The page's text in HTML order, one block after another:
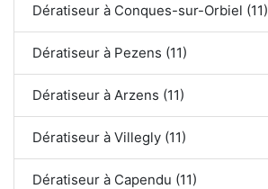
Dératiseur à Conques-sur-Orbiel (11)
Dératiseur à Pezens (11)
Dératiseur à Arzens (11)
Dératiseur à Villegly (11)
Dératiseur à Capendu (11)